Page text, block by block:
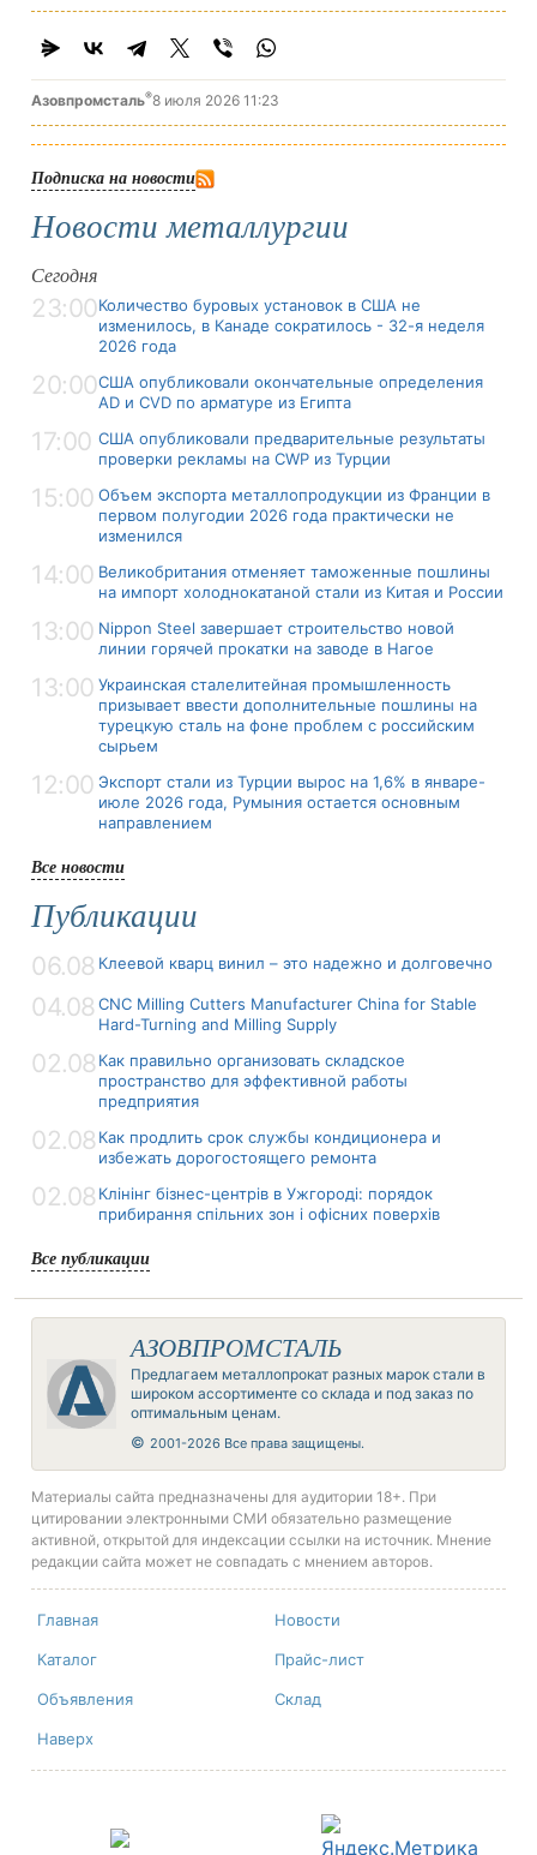
Азовпромсталь®8 июля 2026 11:23
Подписка на новости
Новости металлургии
Сегодня
23:00Количество буровых установок в США не
изменилось, в Канаде сократилось - 32-я неделя
2026 года
20:00США опубликовали окончательные определения
AD и CVD по арматуре из Египта
17:00 США опубликовали предварительные результаты
проверки рекламы на CWP из Турции
15:00 Объем экспорта металлопродукции из Франции в
первом полугодии 2026 года практически не
изменился
14:00 Великобритания отменяет таможенные пошлины
на импорт холоднокатаной стали из Китая и России
13:00 Nippon Steel завершает строительство новой
линии горячей прокатки на заводе в Нагое
13:00 Украинская сталелитейная промышленность
призывает ввести дополнительные пошлины на
турецкую сталь на фоне проблем с российским
сырьем
12:00 Экспорт стали из Турции вырос на 1,6% в январе-
июле 2026 года, Румыния остается основным
направлением
Все новости
Публикации
06.08 Клеевой кварц винил – это надежно и долговечно
04.08 CNC Milling Cutters Manufacturer China for Stable
Hard-Turning and Milling Supply
02.08 Как правильно организовать складское
пространство для эффективной работы
предприятия
02.08 Как продлить срок службы кондиционера и
избежать дорогостоящего ремонта
02.08 Клінінг бізнес-центрів в Ужгороді: порядок
прибирання спільних зон і офісних поверхів
Все публикации
АЗОВПРОМСТАЛЬ
Предлагаем металлопрокат разных марок стали в
широком ассортименте со склада и под заказ по
оптимальным ценам.
© 2001-2026 Все права защищены.
Материалы сайта предназначены для аудитории 18+. При
цитировании электронными СМИ обязательно размещение
активной, открытой для индексации ссылки на источник. Мнение
редакции сайта может не совпадать с мнением авторов.
Главная Новости
Каталог Прайс-лист
Объявления Склад
Наверх